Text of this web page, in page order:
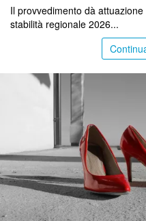
Il provvedimento dà
stabilità regionale 2026...